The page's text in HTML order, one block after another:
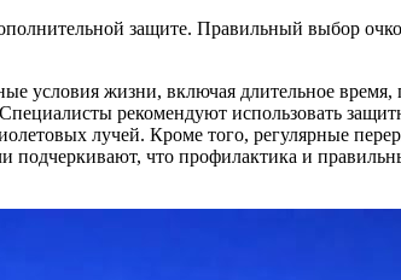
защите. Правильный выбор
условия жизни, включая длительное время,
рекомендуют использовать
лучей. Кроме того, регулярные
подчеркивают, что профилактика и